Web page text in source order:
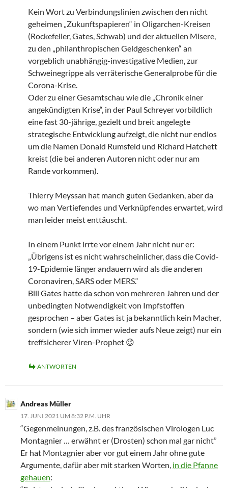
Kein Wort zu Verbindungslinien zwischen den nicht
geheimen „Zukunftspapieren“ in Oligarchen-Kreisen
(Rockefeller, Gates, Schwab) und der aktuellen Misere,
zu den „philanthropischen Geldgeschenken“ an
vorgeblich unabhängig-investigative Medien, zur
Schweinegrippe als verräterische Generalprobe für die
Corona-Krise.
Oder zu einer Gesamtschau wie die „Chronik einer
angekündigten Krise“, in der Paul Schreyer vorbildlich
eine fast 30-jährige, gezielt und breit angelegte
strategische Entwicklung aufzeigt, die nicht nur endlos
um die Namen Donald Rumsfeld und Richard Hatchett
kreist (die bei anderen Autoren nicht oder nur am
Rande vorkommen).
Thierry Meyssan hat manch guten Gedanken, aber da
wo man Vertiefendes und Verknüpfendes erwartet, wird
man leider meist enttäuscht.
In einem Punkt irrte vor einem Jahr nicht nur er:
„Übrigens ist es nicht wahrscheinlicher, dass die Covid-
19-Epidemie länger andauern wird als die anderen
Coronaviren, SARS oder MERS.“
Bill Gates hatte da schon von mehreren Jahren und der
unbedingten Notwendigkeit von Impfstoffen
gesprochen – aber Gates ist ja bekanntlich kein Macher,
sondern (wie sich immer wieder aufs Neue zeigt) nur ein
treffsicherer Viren-Prophet 😉
ANTWORTEN
Andreas Müller
17. JUNI 2021 UM 8:32 P.M. UHR
“Gegenmeinungen, z.B. des französischen Virologen Luc
Montagnier … erwähnt er (Drosten) schon mal gar nicht”
Er hat Montagnier aber vor gut einem Jahr ohne gute
Argumente, dafür aber mit starken Worten, in die Pfanne
gehauen: